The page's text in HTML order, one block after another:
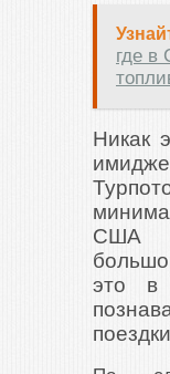
где в
Никак
США
это в
поездки